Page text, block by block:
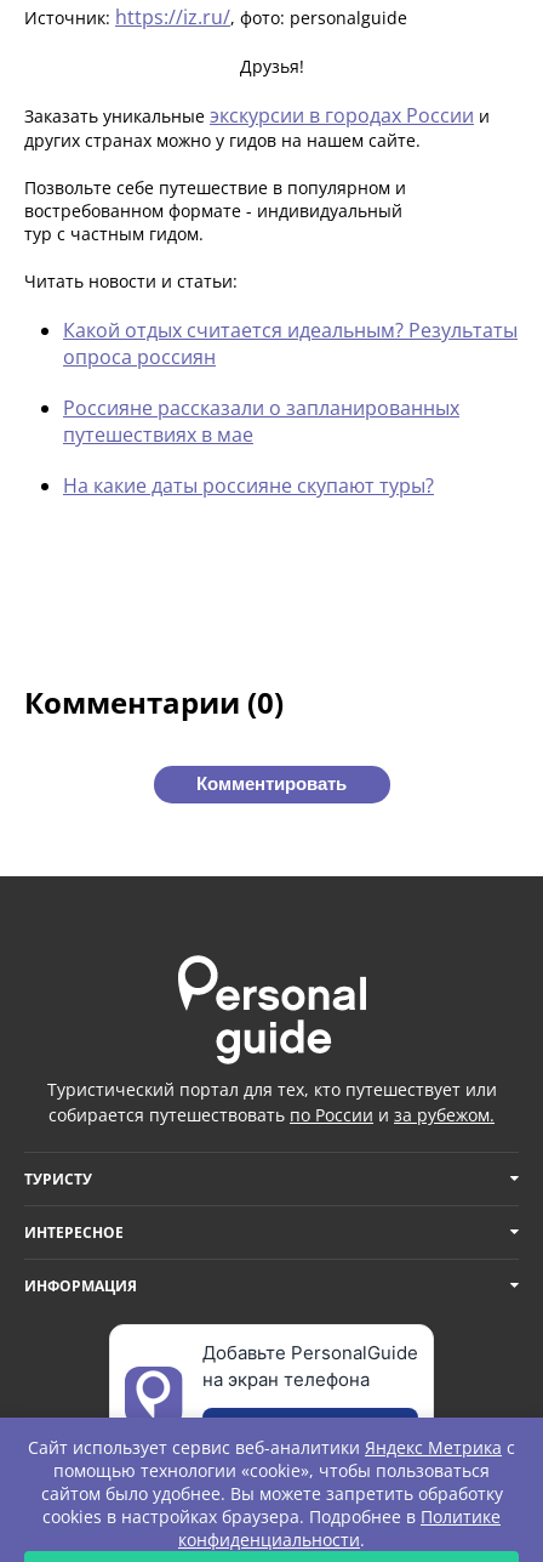
Источник: https://iz.ru/, фото: personalguide
Друзья!
Заказать уникальные экскурсии в городах России и
других странах можно у гидов на нашем сайте.
Позвольте себе путешествие в популярном и
востребованном формате - индивидуальный
тур с частным гидом.
Читать новости и статьи:
Какой отдых считается идеальным? Результаты
опроса россиян
Россияне рассказали о запланированных
путешествиях в мае
На какие даты россияне скупают туры?
Комментарии (0)
Комментировать
Туристический портал для тех, кто путешествует или
собирается путешествовать по России и за рубежом.
ТУРИСТУ
ИНТЕРЕСНОЕ
ИНФОРМАЦИЯ
Добавьте PersonalGuide
на экран телефона
© Personal Guide. All rights Reserved.
Сайт использует сервис веб-аналитики Яндекс Метрика с
помощью технологии «cookie», чтобы пользоваться
сайтом было удобнее. Вы можете запретить обработку
cookies в настройках браузера. Подробнее в Политике
конфиденциальности.